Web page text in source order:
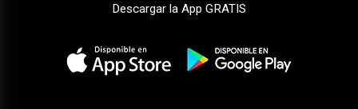
Descargar la App GRATIS